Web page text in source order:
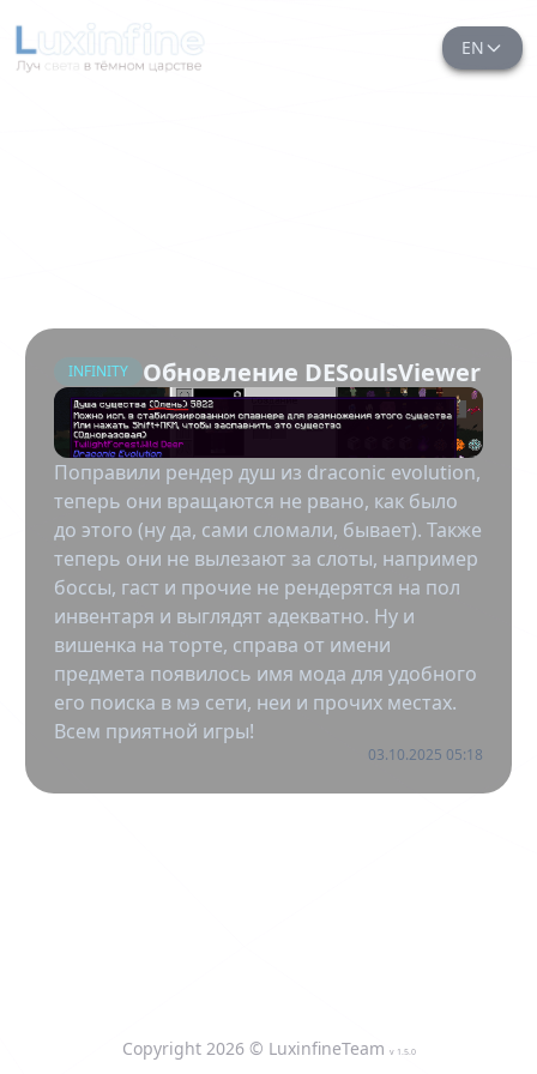
EN
INFINITY Обновление DESoulsViewer
Поправили рендер душ из draconic evolution,
теперь они вращаются не рвано, как было
до этого (ну да, сами сломали, бывает). Также
теперь они не вылезают за слоты, например
боссы, гаст и прочие не рендерятся на пол
инвентаря и выглядят адекватно. Ну и
вишенка на торте, справа от имени
предмета появилось имя мода для удобного
его поиска в мэ сети, неи и прочих местах.
Всем приятной игры!
03.10.2025 05:18
Copyright 2026© LuxinfineTeam v 1.5.0